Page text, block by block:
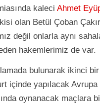
kaleci Ahmet
olan Betül Çoban
değil onlarla aynı
hakemlerimiz de var.
bulunarak ikinci
içinde yapılacak
oynanacak maçlara